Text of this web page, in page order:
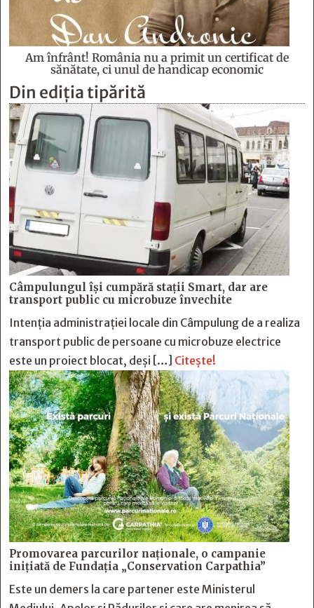
Am înfrânt! România nu a primit un certificat de
sănătate, ci unul de handicap economic
Din ediția tipărită
Câmpulungul îşi cumpără staţii Smart, dar are
transport public cu microbuze învechite
Intenția administrației locale din Câmpulung de a realiza
transport public de persoane cu microbuze electrice
este un proiect blocat, deși […] Citește!
Promovarea parcurilor naționale, o campanie
inițiată de Fundația „Conservation Carpathia”
Este un demers la care partener este Ministerul